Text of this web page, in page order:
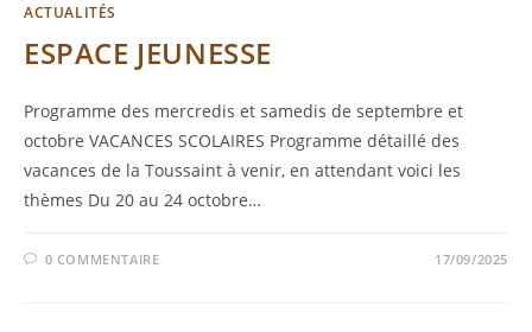
ACTUALITÉS
ESPACE JEUNESSE
Programme des mercredis et samedis de septembre et
octobre VACANCES SCOLAIRES Programme détaillé des
vacances de la Toussaint à venir, en attendant voici les
thèmes Du 20 au 24 octobre…
0 COMMENTAIRE 17/09/2025